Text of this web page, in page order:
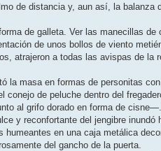
de distancia y, aun así, la balanza
de galleta. Ver las manecillas
de unos bollos de viento
atrajeron a todas las avispas de la
la masa en formas de personitas
de peluche dentro del
al grifo dorado en forma de
y reconfortante del jengibre
en una caja metálica
del gancho de la puerta.